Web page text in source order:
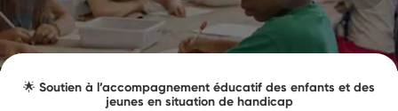
🌟 Soutien à l’accompagnement éducatif des enfants et des
jeunes en situation de handicap